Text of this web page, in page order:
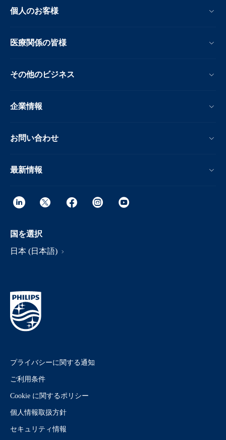
個人のお客様
医療関係の皆様
その他のビジネス
企業情報
お問い合わせ
最新情報
国を選択
日本 (日本語)
プライバシーに関する通知
ご利用条件
Cookie に関するポリシー
個人情報取扱方針
セキュリティ情報